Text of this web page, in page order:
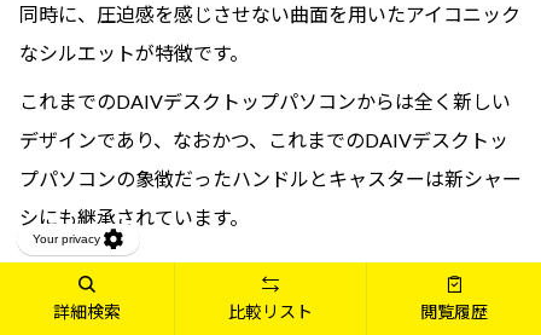
同時に、圧迫感を感じさせない曲面を用いたアイコニック
なシルエットが特徴です。
これまでのDAIVデスクトップパソコンからは全く新しい
デザインであり、なおかつ、これまでのDAIVデスクトッ
プパソコンの象徴だったハンドルとキャスターは新シャー
シにも継承されています。
詳細検索 比較リスト 閲覧履歴